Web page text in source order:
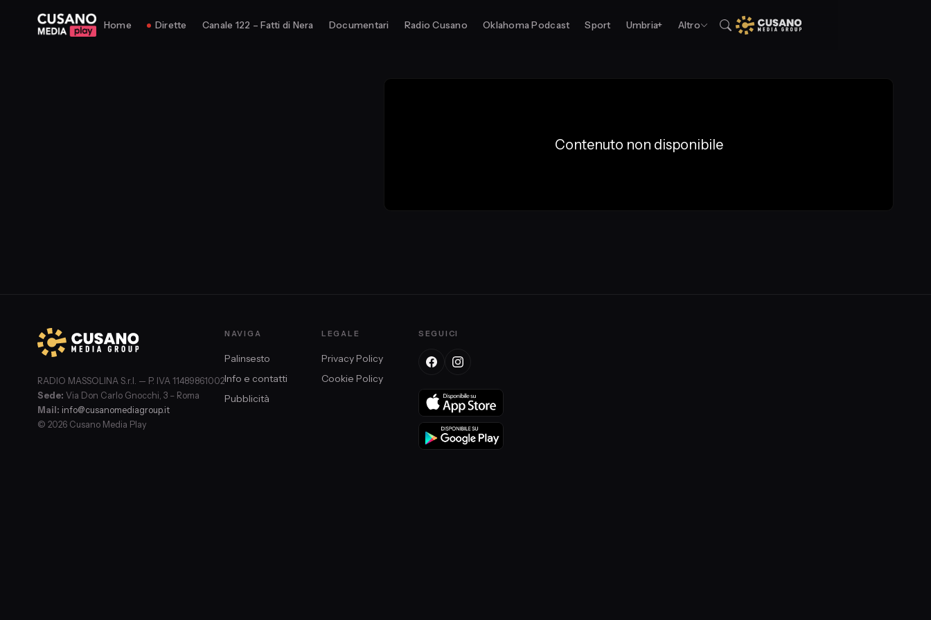
Home Dirette Canale 122 – Fatti di Nera Documentari Radio Cusano Oklahoma Podcast Sport Umbria+ Altro
Contenuto non disponibile
RADIO MASSOLINA S.r.l. — P. IVA 11489861002
Sede: Via Don Carlo Gnocchi, 3 – Roma
Mail: info@cusanomediagroup.it
© 2026 Cusano Media Play
NAVIGA
Palinsesto
Info e contatti
Pubblicità
LEGALE
Privacy Policy
Cookie Policy
SEGUICI